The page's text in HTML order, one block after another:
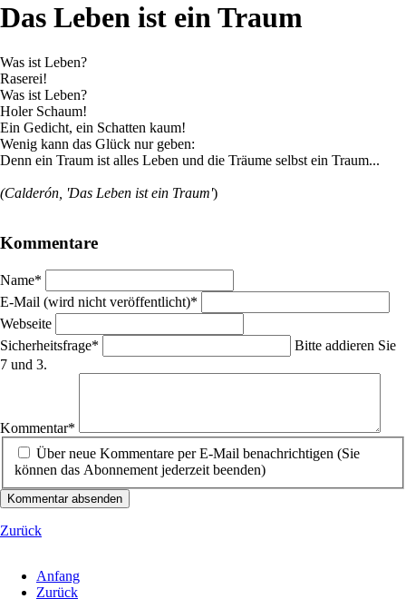
Das Leben ist ein Traum
Was ist Leben?
Raserei!
Was ist Leben?
Holer Schaum!
Ein Gedicht, ein Schatten kaum!
Wenig kann das Glück nur geben:
Denn ein Traum ist alles Leben und die Träume selbst ein Traum...
(Calderón, 'Das Leben ist ein Traum')
Kommentare
Pflichtfeld
Name*
Pflichtfeld
E-Mail (wird nicht veröffentlicht)*
Webseite
Pflichtfeld
Sicherheitsfrage*
Bitte addieren Sie
7 und 3.
Kommentar*
Über neue Kommentare per E-Mail benachrichtigen (Sie
können das Abonnement jederzeit beenden)
Kommentar absenden
Zurück
Anfang
Zurück